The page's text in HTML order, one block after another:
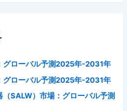
グローバル予測2025年-2031年
グローバル予測2025年-2031年
SALW）市場：グローバル予測